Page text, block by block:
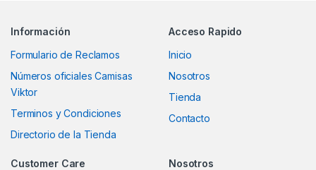
Información
Formulario de Reclamos
Números oficiales Camisas
Viktor
Terminos y Condiciones
Directorio de la Tienda
Acceso Rapido
Inicio
Nosotros
Tienda
Contacto
Customer Care
Nosotros